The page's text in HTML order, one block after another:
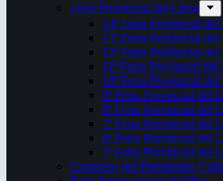
Feria Provincial del Libro
14ª Feria Provincial
13ª Feria Provincial
12ª Feria Provincial
11ª Feria Provincial
10ª Feria Provincial
9ª Feria Provincial del
8ª Feria Provincial del
7ª Feria Provincial del
6ª Feria Provincial del
5ª Feria Provincial del
Congreso del Patrimonio